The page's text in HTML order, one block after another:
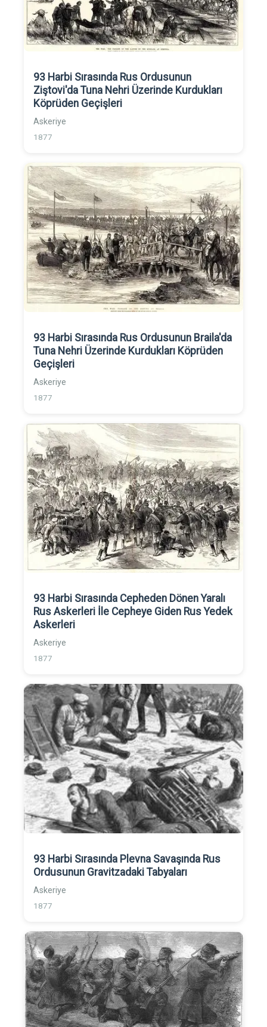
93 Harbi Sırasında Rus Ordusunun
Ziştovi'da Tuna Nehri Üzerinde Kurdukları
Köprüden Geçişleri
Askeriye
1877
93 Harbi Sırasında Rus Ordusunun Braila'da
Tuna Nehri Üzerinde Kurdukları Köprüden
Geçişleri
Askeriye
1877
93 Harbi Sırasında Cepheden Dönen Yaralı
Rus Askerleri İle Cepheye Giden Rus Yedek
Askerleri
Askeriye
1877
93 Harbi Sırasında Plevna Savaşında Rus
Ordusunun Gravitzadaki Tabyaları
Askeriye
1877